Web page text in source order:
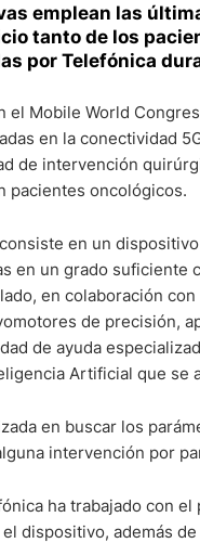
emplean las
tanto de los
por Telefónica
el Mobile World
en la conectividad
de intervención
pacientes oncológicos.
consiste en un
en un grado suficiente
en colaboración
de precisión,
de ayuda
Artificial que se
en buscar los
intervención por
ha trabajado con
dispositivo, además